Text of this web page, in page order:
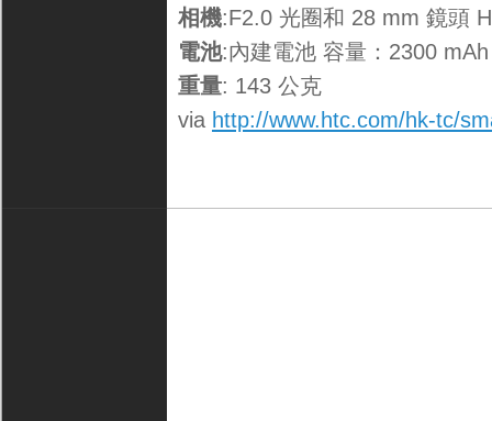
相機:F2.0 光圈和 28 mm 鏡頭
電池:內建電池 容量：2300 mAh
重量: 143 公克
via http://www.htc.com/hk-tc/